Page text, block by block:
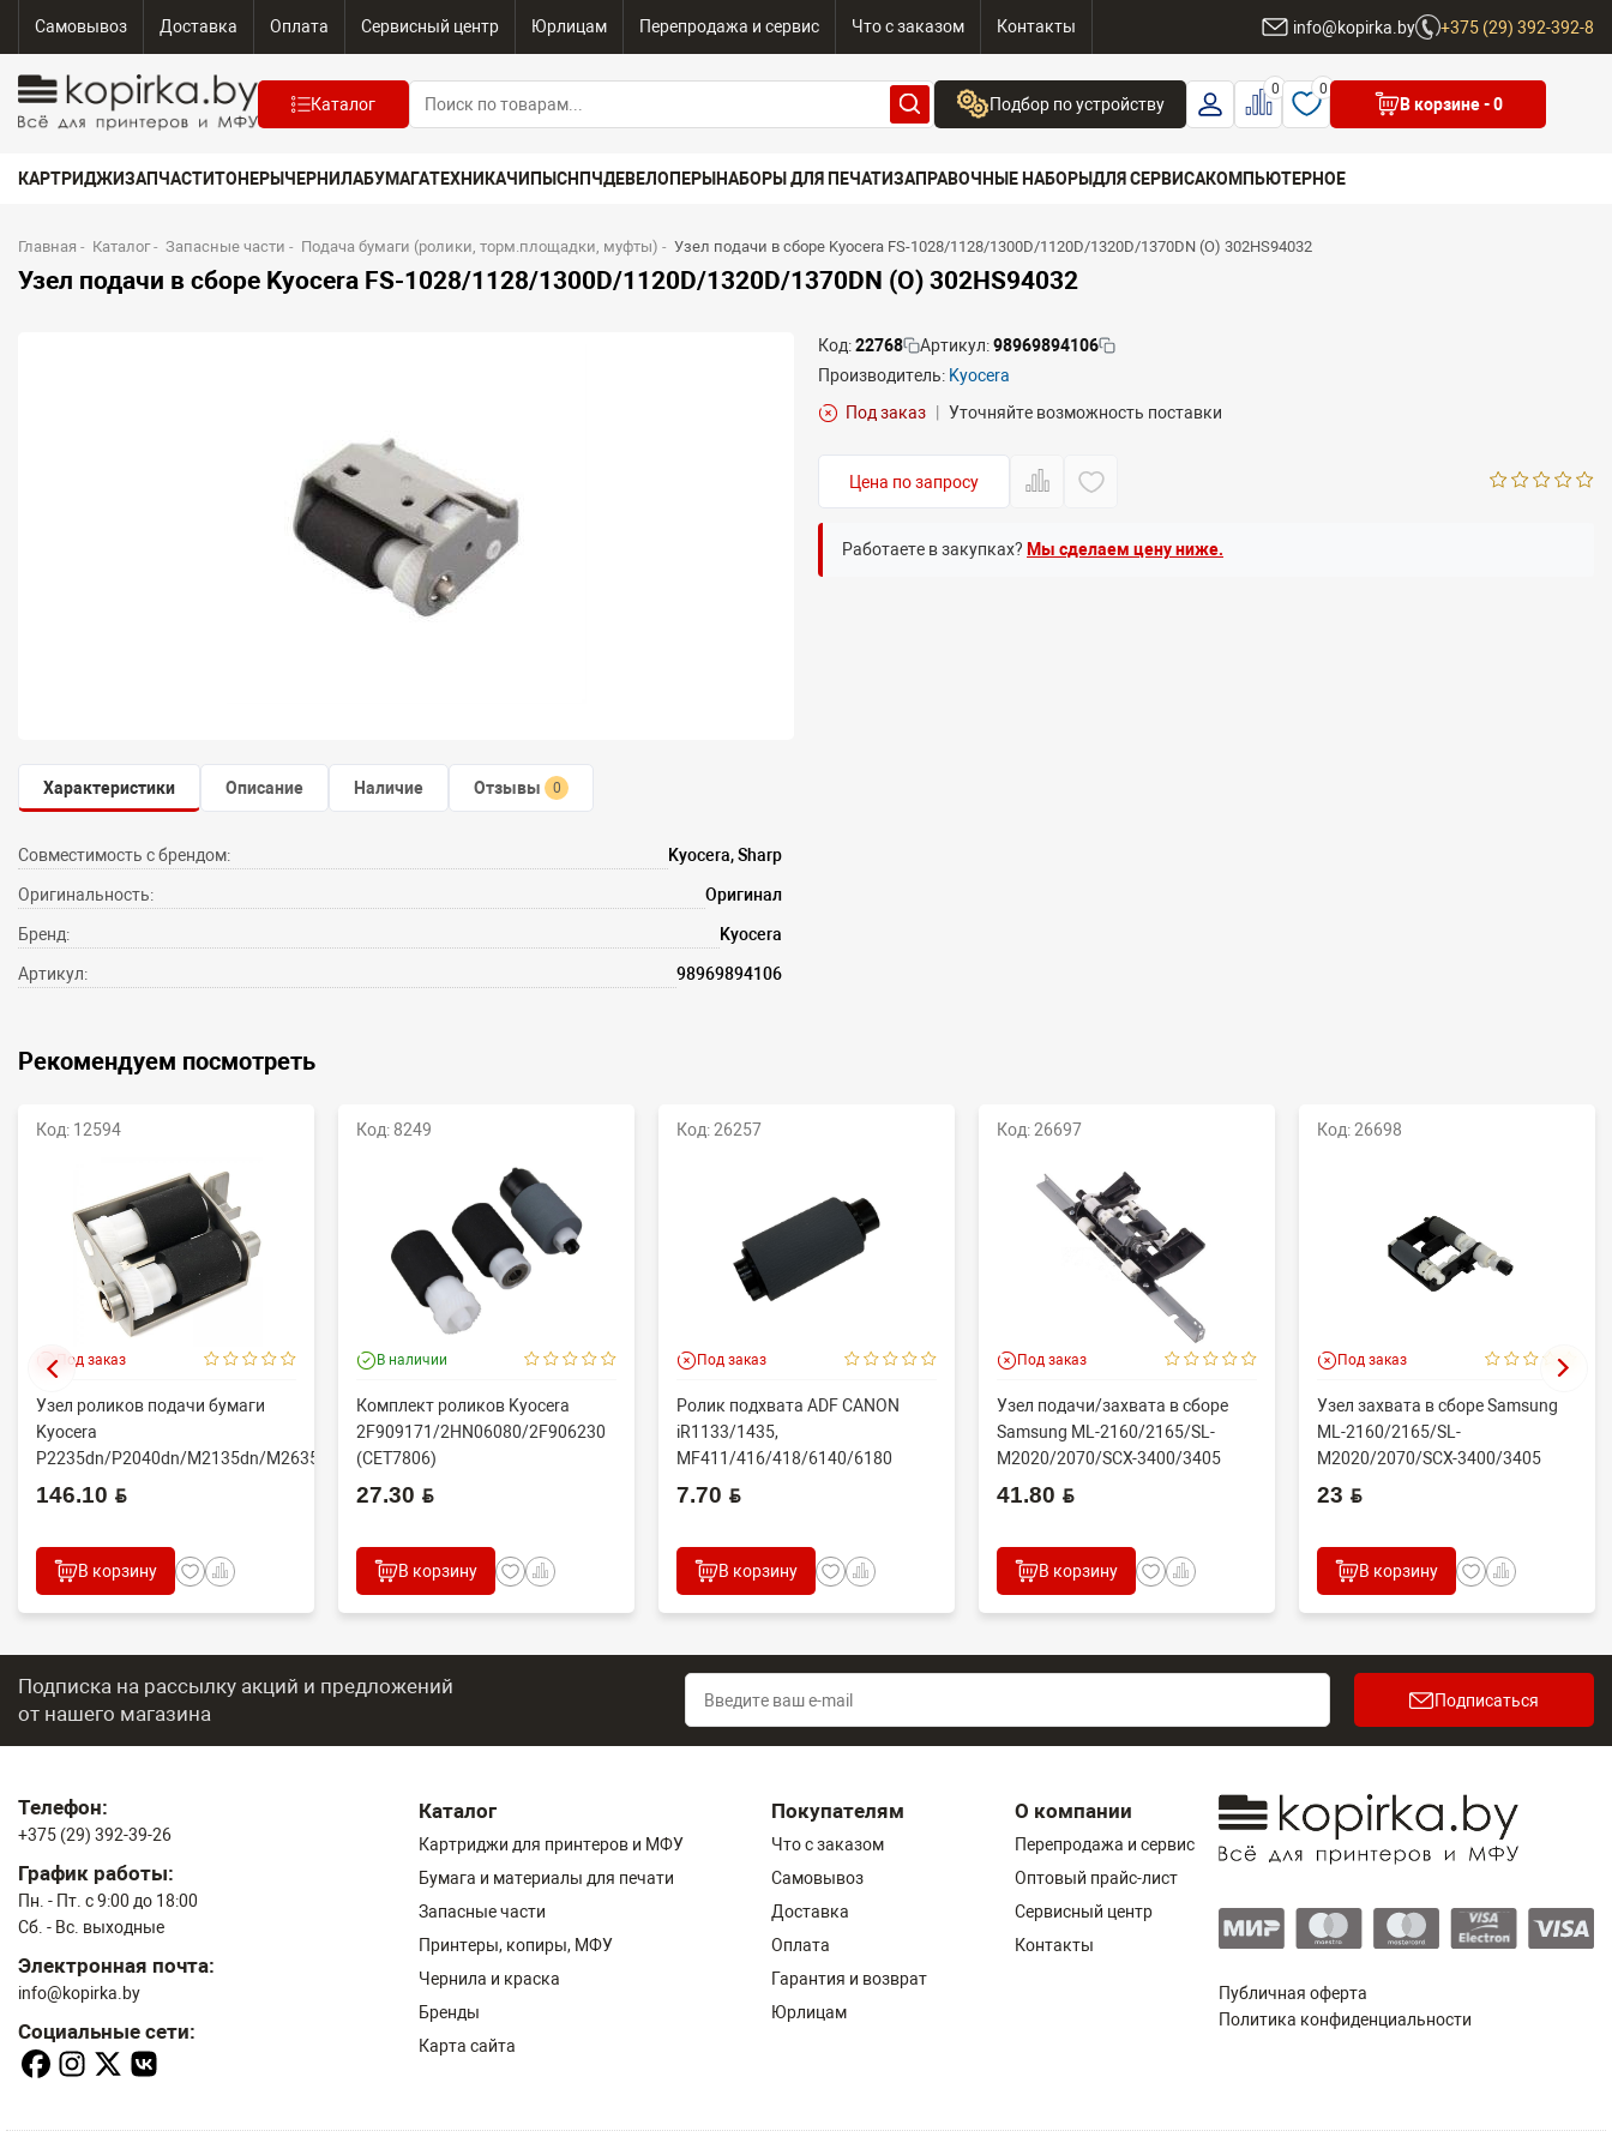
Самовывоз Доставка Оплата Сервисный центр Юрлицам Перепродажа и сервис Что с заказом Контакты info@kopirka.by +375 (29) 392-392-8
Каталог Подбор по устройству
Выберите бренд
0 0
В корзине- 0
КАРТРИДЖИЗАПЧАСТИТОНЕРЫ ЧЕРНИЛАБУМАГАТЕХНИКАЧИПЫСНПЧДЕВЕЛОПЕРЫ НАБОРЫ ДЛЯ ПЕЧАТИЗАПРАВОЧНЫЕ НАБОРЫДЛЯ СЕРВИСАКОМПЬЮТЕРНОЕ
Главная - Каталог - Запасные части - Подача бумаги (ролики, торм.площадки, муфты) - Узел подачи в сборе Kyocera FS-1028/1128/1300D/1120D/1320D/1370DN (O) 302HS94032
Узел подачи в сборе Kyocera FS-1028/1128/1300D/1120D/1320D/1370DN (O) 302HS94032
Характеристики Описание Наличие Отзывы 0
Совместимость с брендом: Kyocera, Sharp
Оригинальность: Оригинал
Бренд: Kyocera
Артикул: 98969894106
Код:22768 Артикул:98969894106
Производитель: Kyocera
Под заказ
Уточняйте возможность поставки
Цена по запросу
Работаете в закупках? Мы сделаем цену ниже.
Рекомендуем посмотреть
Код: 12594
Под заказ
Узел роликов подачи бумаги
Kyocera
P2235dn/P2040dn/M2135dn/M2635dn/M2735dw/M2040dn
(O...
146.10 BYN
В корзину
Код: 8249
В наличии
Комплект роликов Kyocera
2F909171/2HN06080/2F906230
(CET7806)
2100DN/4100DN/4200DN/60...
27.30 BYN
В корзину
Код: 26257
Под заказ
Ролик подхвата ADF CANON
iR1133/1435,
MF411/416/418/6140/6180
(CET), DGP0606, FC7-618...
7.70 BYN
В корзину
Код: 26697
Под заказ
Узел подачи/захвата в сборе
Samsung ML-2160/2165/SL-
M2020/2070/SCX-3400/3405
(совм) J...
41.80 BYN
В корзину
Код: 26698
Под заказ
Узел захвата в сборе Samsung
ML-2160/2165/SL-
M2020/2070/SCX-3400/3405
(совм) JC93-005...
23 BYN
В корзину
Подписка на рассылку акций и предложений
от нашего магазина
Подписаться
Телефон:
+375 (29) 392-39-26
График работы:
Пн. - Пт. с 9:00 до 18:00
Сб. - Вс. выходные
Электронная почта:
info@kopirka.by
Социальные сети:
Каталог
Картриджи для принтеров и МФУ
Бумага и материалы для печати
Запасные части
Принтеры, копиры, МФУ
Чернила и краска
Бренды
Карта сайта
Покупателям
Что с заказом
Самовывоз
Доставка
Оплата
Гарантия и возврат
Юрлицам
О компании
Перепродажа и сервис
Оптовый прайс-лист
Сервисный центр
Контакты
Публичная оферта
Политика конфиденциальности